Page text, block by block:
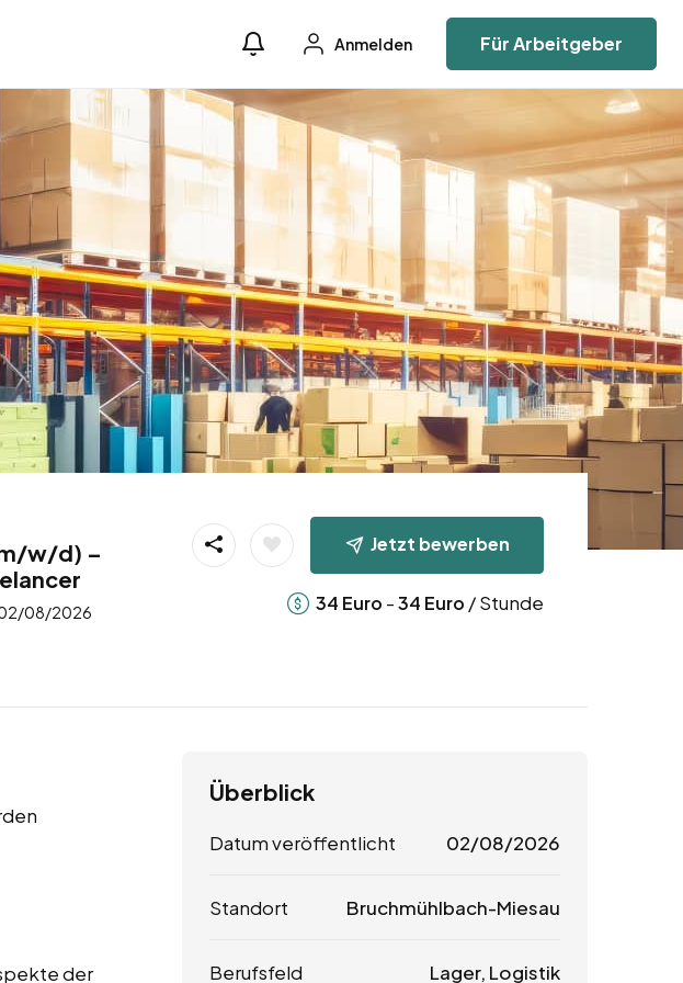
Anmelden Für Arbeitgeber
w/d) –
08/2026
Jetzt bewerben
34 Euro -34 Euro / Stunde
der
Überblick
Datum veröffentlicht 02/08/2026
Standort Bruchmühlbach-Miesau
Berufsfeld Lager, Logistik